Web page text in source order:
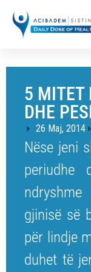
5 MITET
DHE
26 Maj, 2014
Nëse jeni
gjinisë së
për lindje
duhet të